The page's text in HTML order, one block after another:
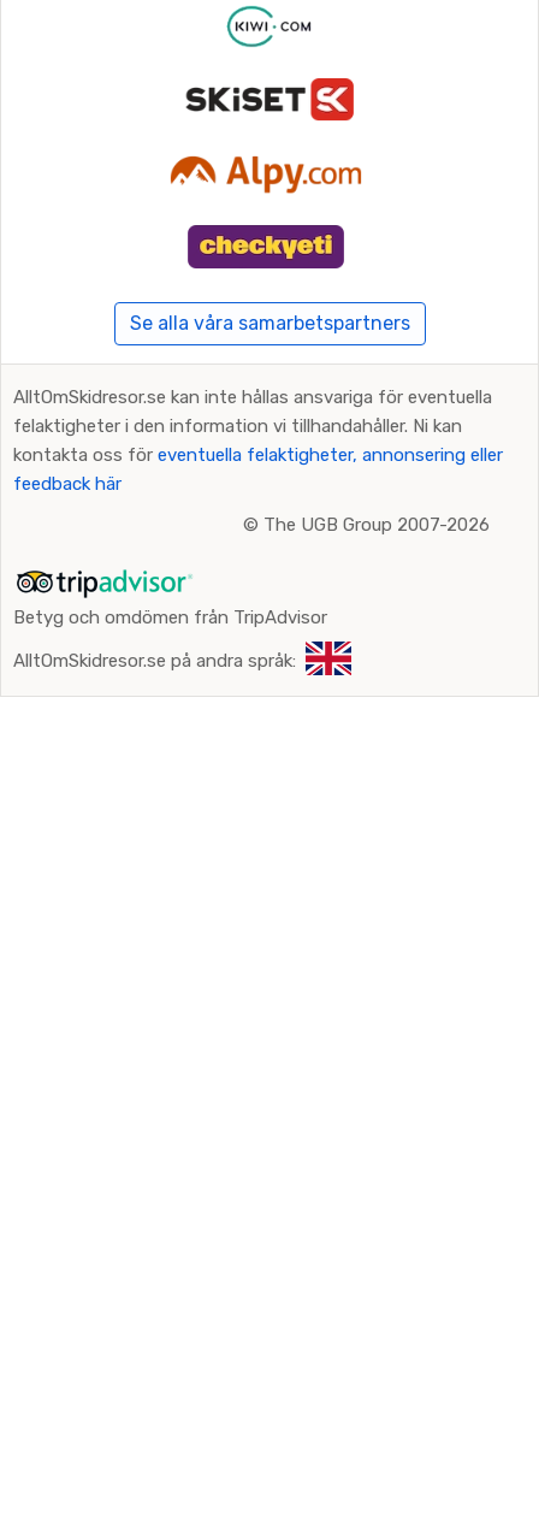
Se alla våra samarbetspartners
AlltOmSkidresor.se kan inte hållas ansvariga för eventuella
felaktigheter i den information vi tillhandahåller. Ni kan
kontakta oss för eventuella felaktigheter, annonsering eller
feedback här
© The UGB Group 2007-2026
Betyg och omdömen från TripAdvisor
AlltOmSkidresor.se på andra språk: